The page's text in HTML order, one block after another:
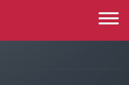
Toggle